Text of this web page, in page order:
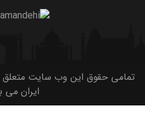
تمامی حقوق این وب سایت متعلق
ایران می